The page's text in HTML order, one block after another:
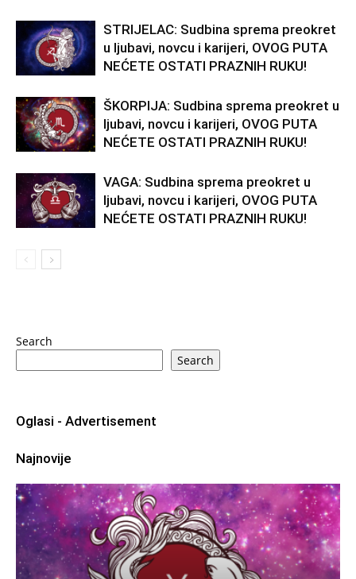
STRIJELAC: Sudbina sprema preokret
u ljubavi, novcu i karijeri, OVOG PUTA
NEĆETE OSTATI PRAZNIH RUKU!
ŠKORPIJA: Sudbina sprema preokret u
ljubavi, novcu i karijeri, OVOG PUTA
NEĆETE OSTATI PRAZNIH RUKU!
VAGA: Sudbina sprema preokret u
ljubavi, novcu i karijeri, OVOG PUTA
NEĆETE OSTATI PRAZNIH RUKU!
Search
Search
Oglasi - Advertisement
Najnovije